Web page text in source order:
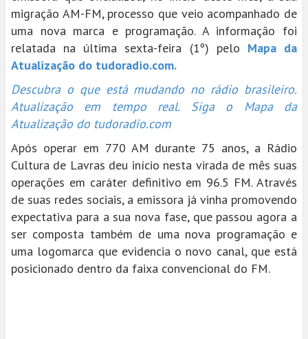
migração AM-FM, processo que veio acompanhado de
uma nova marca e programação. A informação foi
relatada na última sexta-feira (1º) pelo Mapa da
Atualização do tudoradio.com.
Descubra o que está mudando no rádio brasileiro.
Atualização em tempo real. Siga o Mapa da
Atualização do tudoradio.com
Após operar em 770 AM durante 75 anos, a Rádio
Cultura de Lavras deu início nesta virada de mês suas
operações em caráter definitivo em 96.5 FM. Através
de suas redes sociais, a emissora já vinha promovendo
expectativa para a sua nova fase, que passou agora a
ser composta também de uma nova programação e
uma logomarca que evidencia o novo canal, que está
posicionado dentro da faixa convencional do FM.